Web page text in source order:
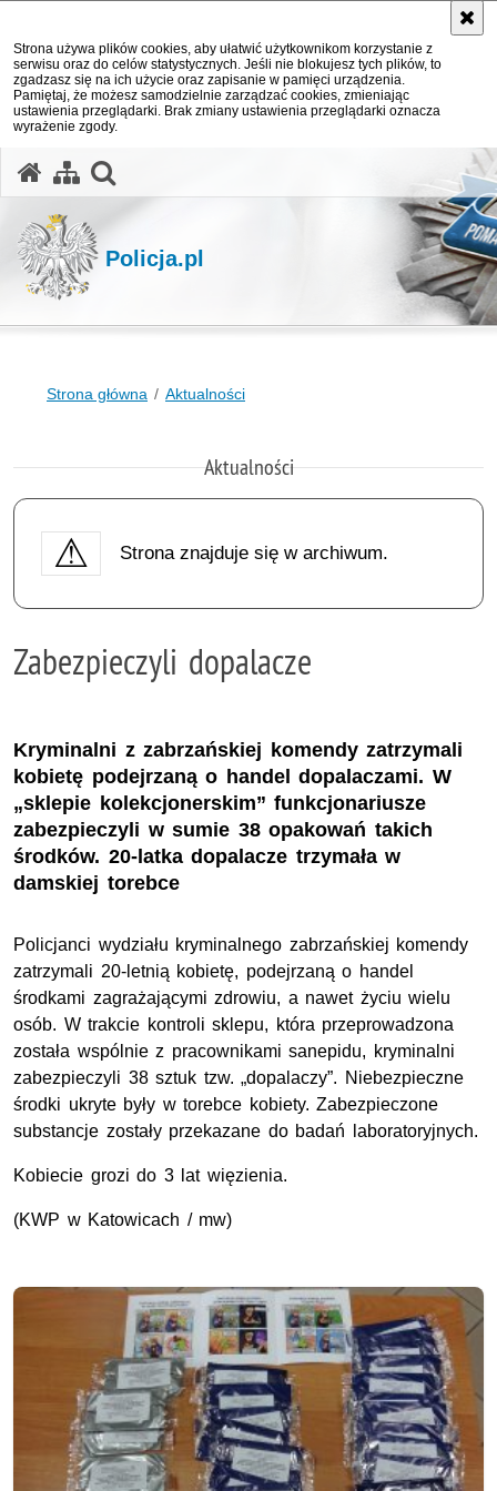
Strona używa plików cookies, aby ułatwić użytkownikom korzystanie z
serwisu oraz do celów statystycznych. Jeśli nie blokujesz tych plików, to
zgadzasz się na ich użycie oraz zapisanie w pamięci urządzenia.
Pamiętaj, że możesz samodzielnie zarządzać cookies, zmieniając
ustawienia przeglądarki. Brak zmiany ustawienia przeglądarki oznacza
wyrażenie zgody.
Policja.pl
Strona główna Aktualności
Aktualności
Strona znajduje się w archiwum.
Zabezpieczyli dopalacze
Kryminalni z zabrzańskiej komendy zatrzymali
kobietę podejrzaną o handel dopalaczami. W
„sklepie kolekcjonerskim” funkcjonariusze
zabezpieczyli w sumie 38 opakowań takich
środków. 20-latka dopalacze trzymała w
damskiej torebce
Policjanci wydziału kryminalnego zabrzańskiej komendy
zatrzymali 20-letnią kobietę, podejrzaną o handel
środkami zagrażającymi zdrowiu, a nawet życiu wielu
osób. W trakcie kontroli sklepu, która przeprowadzona
została wspólnie z pracownikami sanepidu, kryminalni
zabezpieczyli 38 sztuk tzw. „dopalaczy”. Niebezpieczne
środki ukryte były w torebce kobiety. Zabezpieczone
substancje zostały przekazane do badań laboratoryjnych.
Kobiecie grozi do 3 lat więzienia.
(KWP w Katowicach / mw)